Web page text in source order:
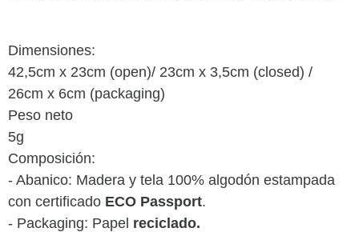
Dimensiones:
42,5cm x 23cm (open)/ 23cm x 3,5cm (closed) /
26cm x 6cm (packaging)
Peso neto
5g
Composición:
- Abanico: Madera y tela 100% algodón estampada
con certificado ECO Passport.
- Packaging: Papel reciclado.